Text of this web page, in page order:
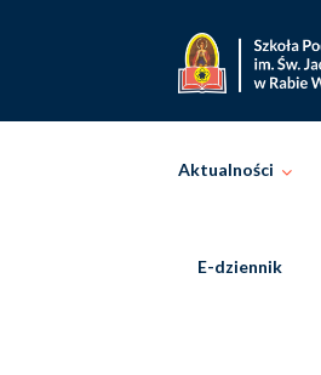
Aktualności
E-dziennik